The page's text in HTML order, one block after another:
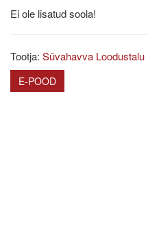
Ei ole lisatud soola!
Tootja: Süvahavva Loodustalu
E-POOD